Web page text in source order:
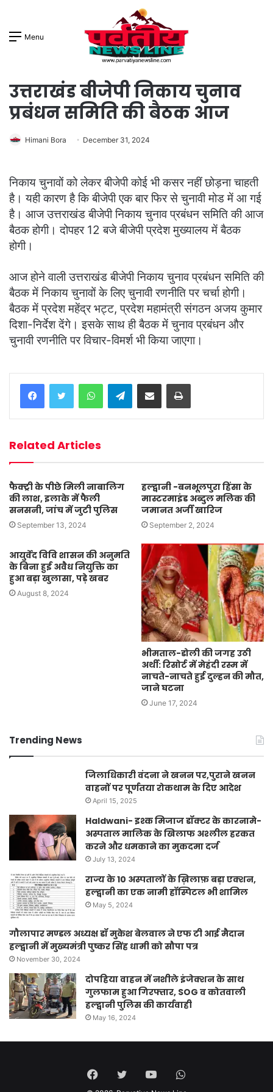
Menu
उत्तराखंड बीजेपी निकाय चुनाव
प्रबंधन समिति की बैठक आज
Himani Bora December 31, 2024
निकाय चुनावों को लेकर बीजेपी कोई भी कसर नहीं छोड़ना चाहती
है। यही कारण है कि बीजेपी एक बार फिर से चुनावी मोड में आ गई
है। आज उत्तराखंड बीजेपी निकाय चुनाव प्रबंधन समिति की आज
बैठक होगी। दोपहर 12 बजे बीजेपी प्रदेश मुख्यालय में बैठक
होगी।
आज होने वाली उत्तराखंड बीजेपी निकाय चुनाव प्रबंधन समिति की
बैठक में निकाय चुनावों के लिए चुनावी रणनीति पर चर्चा होगी।
बैठक में प्रदेश महेंद्र भट्ट, प्रदेश महामंत्री संगठन अजय कुमार
दिशा-निर्देश देंगे। इसके साथ ही बैठक में चुनाव प्रबंधन और
चुनावी रणनीति पर विचार-विमर्श भी किया जाएगा।
WhatsAppTelegramShare via Email Print
Related Articles
फैक्ट्री के पीछे मिली नाबालिग
की लाश, इलाके में फैली
सनसनी, जांच में जुटी पुलिस
September 13, 2024
हल्द्वानी -बनभूलपुरा हिंसा के
मास्टरमाइंड अब्दुल मलिक की
जमानत अर्जी खारिज
September 2, 2024
आयुर्वेद विवि शासन की अनुमति
के बिना हुई अवैध नियुक्ति का
हुआ बड़ा खुलासा, पड़े खबर
August 8, 2024
भीमताल-डोली की जगह उठी
अर्थी: रिसोर्ट में मेहंदी रस्म में
नाचते-नाचते हुई दुल्हन की मौत,
जाने घटना
June 17, 2024
Trending News
जिलाधिकारी वंदना ने खनन पर,पुराने खनन
वाहनों पर पूर्णतया रोकथाम के दिए आदेश
April 15, 2025
Haldwani- इश्क मिजाज डॉक्टर के कारनामे-
अस्पताल मालिक के खिलाफ अश्लील हरकत
करने और धमकाने का मुकदमा दर्ज
July 13, 2024
राज्य के 10 अस्पतालों के ख़िलाफ़ बड़ा एक्शन,
हल्द्वानी का एक नामी हॉस्पिटल भी शामिल
May 5, 2024
गौलापार मण्डल अध्यक्ष डॉ मुकेश बेलवाल ने एफ टी आई मैदान
हल्द्वानी में मुख्यमंत्री पुष्कर सिंह धामी को सौपा पत्र
November 30, 2024
दोपहिया वाहन में नशीले इंजेक्शन के साथ
गुलफाम हुआ गिरफ्तार, SOG व कोतवाली
हल्द्वानी पुलिस की कार्यवाही
May 16, 2024
Facebook
TwitterYouTubeWhatsApp